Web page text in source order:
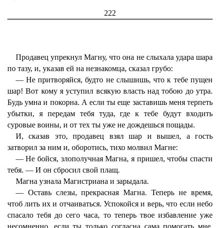
222
Продавец упрекнул Магну, что она не слыхала удара шара
по тазу, и, указав ей на незнакомца, сказал грубо:
— Не притворяйся, будто не слышишь, что к тебе пущен
шар! Вот кому я уступил всякую власть над тобою до утра.
Будь умна и покорна. А если ты еще заставишь меня терпеть
убытки, я передам тебя туда, где к тебе будут входить
суровые воины, и от тех ты уже не дождешься пощады.
И, сказав это, продавец взял шар и вышел, а гость
затворил за ним и, оборотись, тихо молвил Магне:
— Не бойся, злополучная Магна, я пришел, чтобы спасти
тебя. — И он сбросил свой плащ.
Магна узнала Магистриана и зарыдала.
— Оставь слезы, прекрасная Магна. Теперь не время,
чтоб лить их и отчаиваться. Успокойся и верь, что если небо
спасало тебя до сего часа, то теперь твое избавление уже